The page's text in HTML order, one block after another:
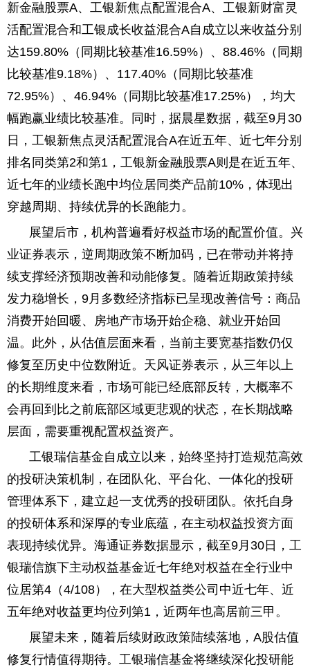
新金融股票A、工银新焦点配置混合A、工银新财富灵
活配置混合和工银成长收益混合A自成立以来收益分别
达159.80%（同期比较基准16.59%）、88.46%（同期
比较基准9.18%）、117.40%（同期比较基准
72.95%）、46.94%（同期比较基准17.25%），均大
幅跑赢业绩比较基准。同时，据晨星数据，截至9月30
日，工银新焦点灵活配置混合A在近五年、近七年分别
排名同类第2和第1，工银新金融股票A则是在近五年、
近七年的业绩长跑中均位居同类产品前10%，体现出
穿越周期、持续优异的长跑能力。
展望后市，机构普遍看好权益市场的配置价值。兴
业证券表示，逆周期政策不断加码，已在带动并将持
续支撑经济预期改善和动能修复。随着近期政策持续
发力稳增长，9月多数经济指标已呈现改善信号：商品
消费开始回暖、房地产市场开始企稳、就业开始回
温。此外，从估值层面来看，当前主要宽基指数仍仅
修复至历史中位数附近。天风证券表示，从三年以上
的长期维度来看，市场可能已经底部反转，大概率不
会再回到比之前底部区域更悲观的状态，在长期战略
层面，需要重视配置权益资产。
工银瑞信基金自成立以来，始终坚持打造规范高效
的投研决策机制，在团队化、平台化、一体化的投研
管理体系下，建立起一支优秀的投研团队。依托自身
的投研体系和深厚的专业底蕴，在主动权益投资方面
表现持续优异。海通证券数据显示，截至9月30日，工
银瑞信旗下主动权益基金近七年绝对权益在全行业中
位居第4（4/108），在大型权益类公司中近七年、近
五年绝对收益更均位列第1，近两年也高居前三甲。
展望未来，随着后续财政政策陆续落地，A股估值
修复行情值得期待。工银瑞信基金将继续深化投研能